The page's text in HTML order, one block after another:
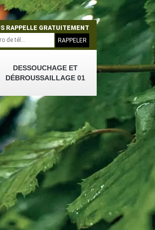
DESSOUCHAGE ET
DÉBROUSSAILLAGE 01
RAPPELLE GRATUITEMENT